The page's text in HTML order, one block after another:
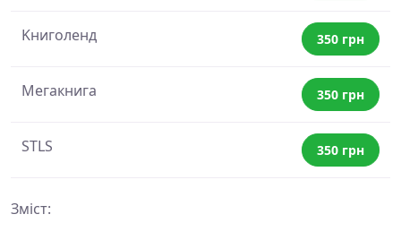
Kниголенд 350 грн
Mегакнига 350 грн
STLS 350 грн
Зміст: